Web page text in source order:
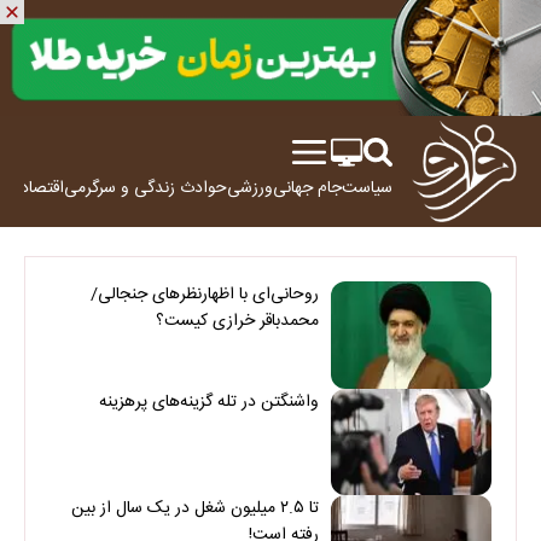
سیاستجام جهانیورزشیحوادث زندگی و سرگرمیاقتصاد
روحانی‌ای با اظهارنظرهای جنجالی/
محمدباقر خرازی کیست؟
واشنگتن در تله گزینه‌های پرهزینه
تا ۲.۵ میلیون شغل در یک سال از بین
رفته است!